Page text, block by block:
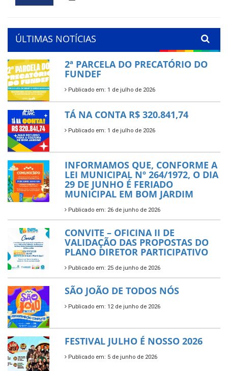
ÚLTIMAS NOTÍCIAS
2ª PARCELA DO PRECATÓRIO DO
FUNDEF
Publicado em: 1 de julho de 2026
TÁ NA CONTA R$ 320.841,74
Publicado em: 1 de julho de 2026
INFORMAMOS QUE, CONFORME A
LEI MUNICIPAL Nº 264/1972, O DIA
29 DE JUNHO É FERIADO
MUNICIPAL EM BOM JARDIM
Publicado em: 26 de junho de 2026
CONVITE – OFICINA II DE
VALIDAÇÃO DAS PROPOSTAS DO
PLANO DIRETOR PARTICIPATIVO
Publicado em: 25 de junho de 2026
SÃO JOÃO DE TODOS NÓS
Publicado em: 12 de junho de 2026
FESTIVAL JULHO É NOSSO 2026
Publicado em: 5 de junho de 2026